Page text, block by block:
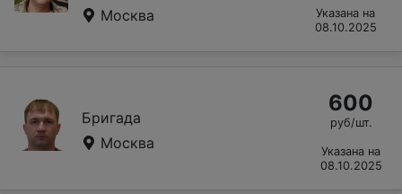
Москва
Указана на
08.10.2025
Бригада
Москва
600
руб/шт.
Указана на
08.10.2025